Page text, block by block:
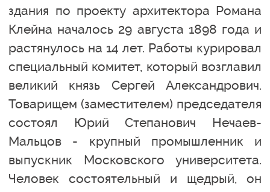
здания по проекту архитектора Романа
Клейна началось 29 августа 1898 года и
растянулось на 14 лет. Работы курировал
специальный комитет, который возглавил
великий князь Сергей Александрович.
Товарищем (заместителем) председателя
состоял Юрий Степанович Нечаев-
Мальцов - крупный промышленник и
выпускник Московского университета.
Человек состоятельный и щедрый, он